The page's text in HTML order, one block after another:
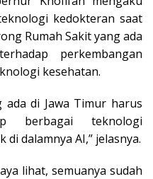
kedokteran saat
Rumah Sakit yang ada
perkembangan
kesehatan.
di Jawa Timur harus
berbagai teknologi
dalamnya AI,” jelasnya.
lihat, semuanya sudah